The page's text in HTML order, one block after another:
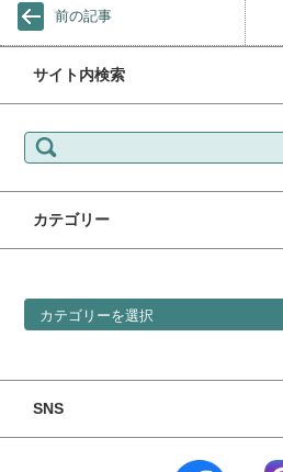
前の記事
サイト内検索
カテゴリー
SNS